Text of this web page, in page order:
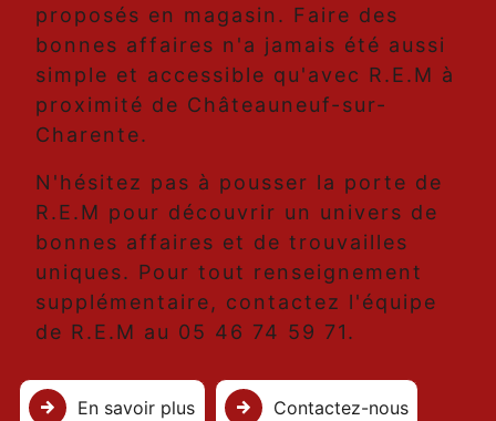
proposés en magasin. Faire des
bonnes affaires n'a jamais été aussi
simple et accessible qu'avec R.E.M à
proximité de Châteauneuf-sur-
Charente.
N'hésitez pas à pousser la porte de
R.E.M pour découvrir un univers de
bonnes affaires et de trouvailles
uniques. Pour tout renseignement
supplémentaire, contactez l'équipe
de R.E.M au 05 46 74 59 71.
En savoir plus Contactez-nous